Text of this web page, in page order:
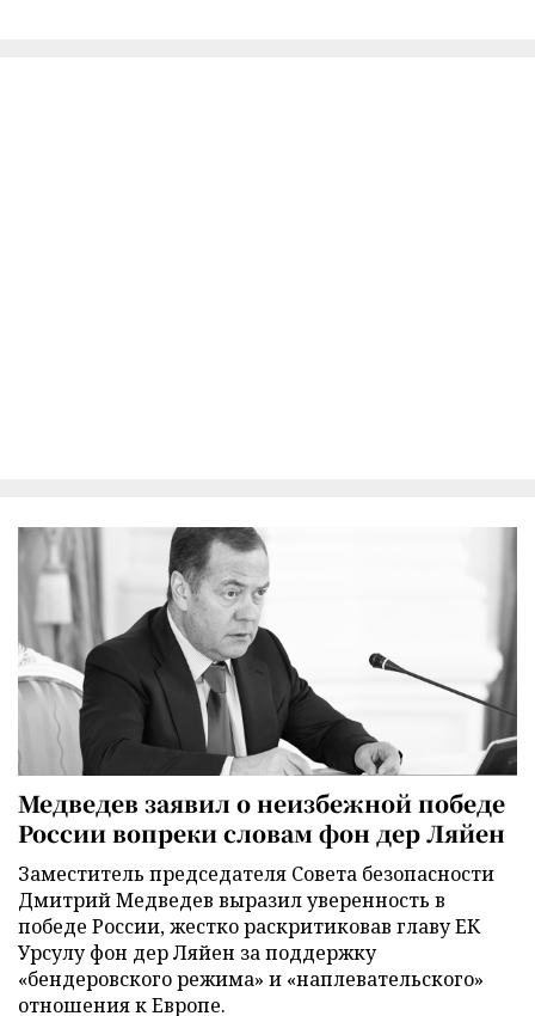
Медведев заявил о неизбежной победе
России вопреки словам фон дер Ляйен
Заместитель председателя Совета безопасности
Дмитрий Медведев выразил уверенность в
победе России, жестко раскритиковав главу ЕК
Урсулу фон дер Ляйен за поддержку
«бендеровского режима» и «наплевательского»
отношения к Европе.